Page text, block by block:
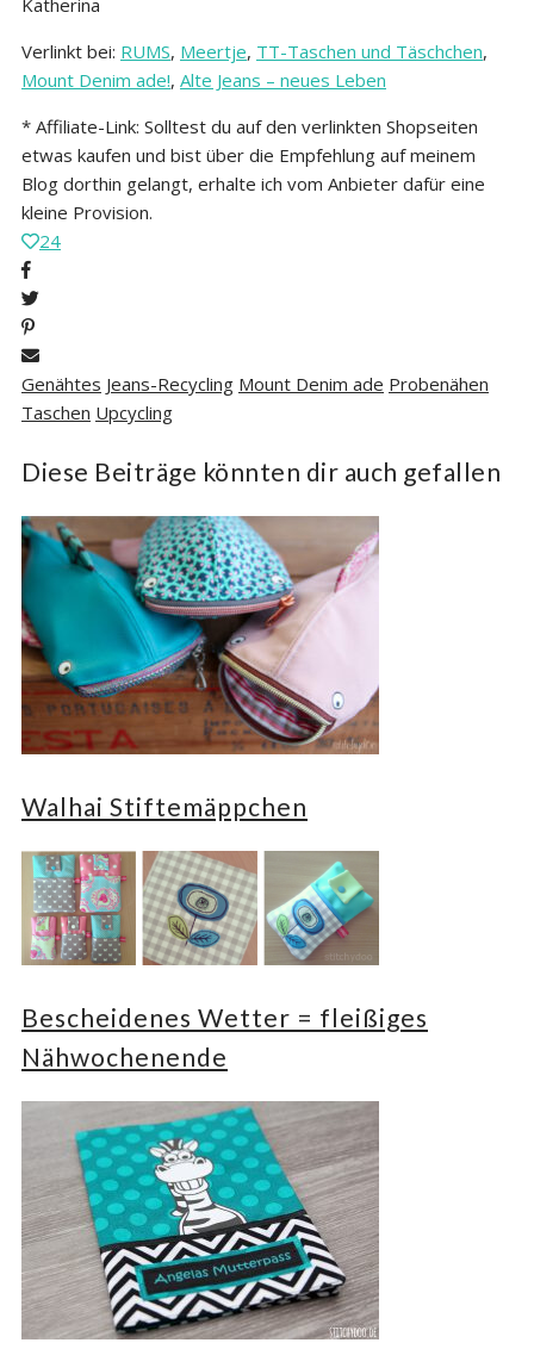
Verlinkt bei: RUMS, Meertje, TT-Taschen und Täschchen,
Mount Denim ade!, Alte Jeans – neues Leben
* Affiliate-Link: Solltest du auf den verlinkten Shopseiten
etwas kaufen und bist über die Empfehlung auf meinem
Blog dorthin gelangt, erhalte ich vom Anbieter dafür eine
kleine Provision.
24
Genähtes Jeans-Recycling Mount Denim ade Probenähen
Taschen Upcycling
Diese Beiträge könnten dir auch gefallen
Walhai Stiftemäppchen
Bescheidenes Wetter = fleißiges
Nähwochenende